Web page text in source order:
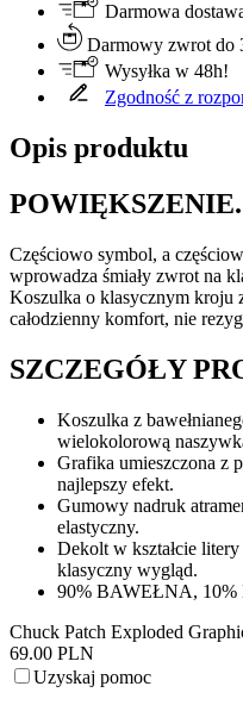
Darmowa
Darmowy zwrot do
Wysyłka w 48h!
Zgodność z
Opis produktu
POWIĘKSZENIE.
Częściowo symbol, a
wprowadza śmiały zwrot na
Koszulka o klasycznym kroju
całodzienny komfort, nie
SZCZEGÓŁY
Koszulka z
wielokolorową
Grafika umieszczona z
najlepszy efekt.
Gumowy nadruk
elastyczny.
Dekolt w kształcie
klasyczny wygląd.
90% BAWEŁNA,
Chuck Patch Exploded
69.00 PLN
Uzyskaj pomoc